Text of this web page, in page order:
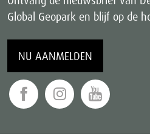
Global Geopark en blijf op de
NU AANMELDEN